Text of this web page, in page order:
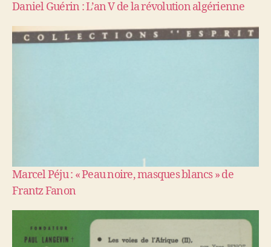
Daniel Guérin : L’an V de la révolution algérienne
Marcel Péju : « Peau noire, masques blancs » de
Frantz Fanon